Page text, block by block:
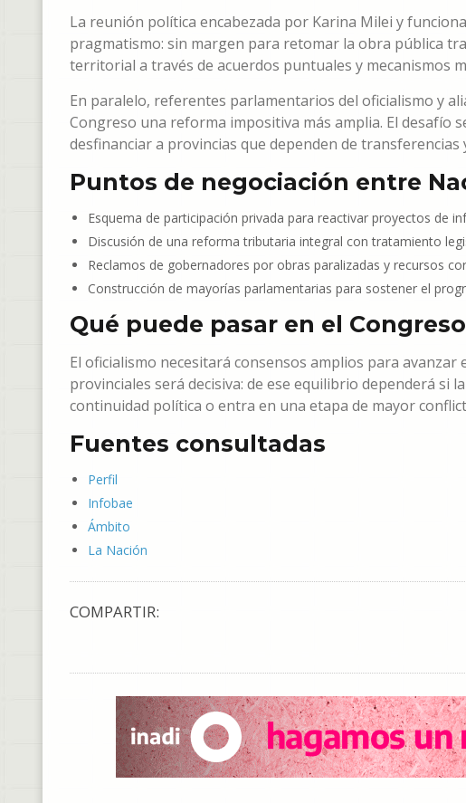
La reunión política encabezada por Karina Milei y
pragmatismo: sin margen para retomar la obra pública
territorial a través de acuerdos puntuales y mecanismos
En paralelo, referentes parlamentarios del oficialismo y
Congreso una reforma impositiva más amplia. El desafío
desfinanciar a provincias que dependen de
Puntos de negociación entre
Esquema de participación privada para reactivar proyectos de
Discusión de una reforma tributaria integral con tratamiento
Reclamos de gobernadores por obras paralizadas y recursos
Construcción de mayorías parlamentarias para sostener el
Qué puede pasar en el Congreso
El oficialismo necesitará consensos amplios para
provinciales será decisiva: de ese equilibrio dependerá si
continuidad política o entra en una etapa de mayor
Fuentes consultadas
Perfil
Infobae
Ámbito
La Nación
COMPARTIR: